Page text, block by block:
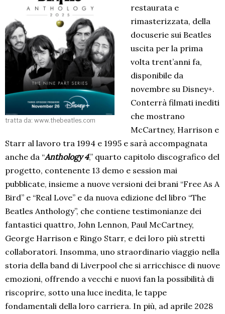
tratta da: www.thebeatles.com
restaurata e
rimasterizzata, della
docuserie sui Beatles
uscita per la prima
volta trent’anni fa,
disponibile da
novembre su Disney+.
Conterrà filmati inediti
che mostrano
McCartney, Harrison e
Starr al lavoro tra 1994 e 1995 e sarà accompagnata
anche da “Anthology 4,” quarto capitolo discografico del
progetto, contenente 13 demo e session mai
pubblicate, insieme a nuove versioni dei brani “Free As A
Bird” e “Real Love” e da nuova edizione del libro “The
Beatles Anthology”, che contiene testimonianze dei
fantastici quattro, John Lennon, Paul McCartney,
George Harrison e Ringo Starr, e dei loro più stretti
collaboratori. Insomma, uno straordinario viaggio nella
storia della band di Liverpool che si arricchisce di nuove
emozioni, offrendo a vecchi e nuovi fan la possibilità di
riscoprire, sotto una luce inedita, le tappe
fondamentali della loro carriera. In più, ad aprile 2028